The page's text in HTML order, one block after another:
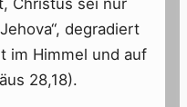
Christus sei nur
degradiert
im Himmel und auf
28,18).